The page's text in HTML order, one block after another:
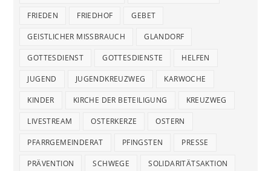
FRIEDEN FRIEDHOF GEBET
GEISTLICHER MISSBRAUCH GLANDORF
GOTTESDIENST GOTTESDIENSTE HELFEN
JUGEND JUGENDKREUZWEG KARWOCHE
KINDER KIRCHE DER BETEILIGUNG KREUZWEG
LIVESTREAM OSTERKERZE OSTERN
PFARRGEMEINDERAT PFINGSTEN PRESSE
PRÄVENTION SCHWEGE SOLIDARITÄTSAKTION